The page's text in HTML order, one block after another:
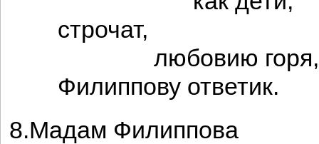
строчат,
любовию горя,
Филиппову ответик.
8.Мадам Филиппова